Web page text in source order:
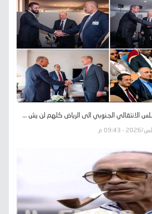
الانتقالي الجنوبي الى الرياض كلهم لن يش ...